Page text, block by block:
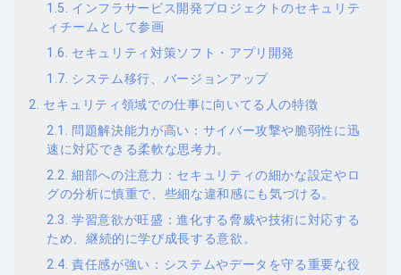
インフラサービス開発プロジェクトのセキュリテ
ィチームとして参画
セキュリティ対策ソフト・アプリ開発
システム移行、バージョンアップ
セキュリティ領域での仕事に向いてる人の特徴
問題解決能力が高い：サイバー攻撃や脆弱性に迅
速に対応できる柔軟な思考力。
細部への注意力：セキュリティの細かな設定やロ
グの分析に慎重で、些細な違和感にも気づける。
学習意欲が旺盛：進化する脅威や技術に対応する
ため、継続的に学び成長する意欲。
責任感が強い：システムやデータを守る重要な役